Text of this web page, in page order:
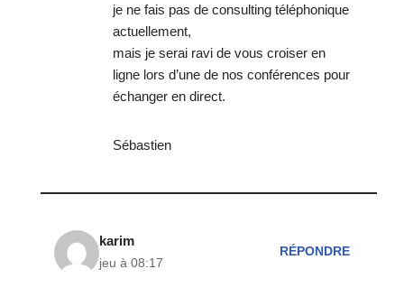
je ne fais pas de consulting téléphonique
actuellement,
mais je serai ravi de vous croiser en
ligne lors d’une de nos conférences pour
échanger en direct.
Sébastien
karim
jeu à 08:17
RÉPONDRE